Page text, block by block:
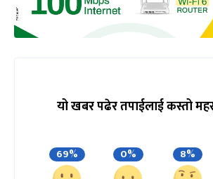
यो खबर पढेर तपाईलाई कस्तो
69% 0% 8%